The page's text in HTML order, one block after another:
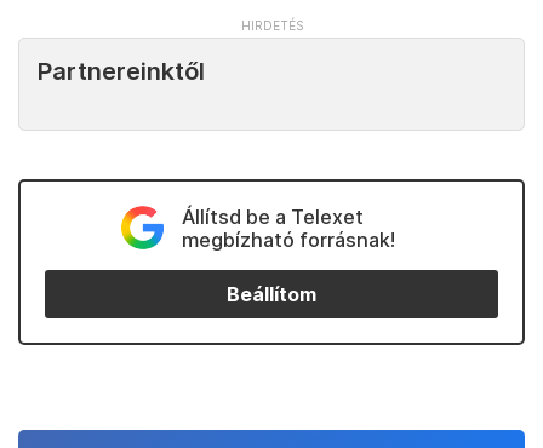
Partnereinktől
Állítsd be a Telexet
megbízható forrásnak!
Beállítom